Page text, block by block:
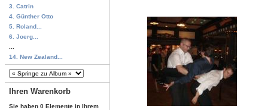
3. Catrin
4. Günther Otto
5. Roland...
6. Joerg...
14. New Zealand...
Ihren Warenkorb
Sie haben 0 Elemente in Ihrem